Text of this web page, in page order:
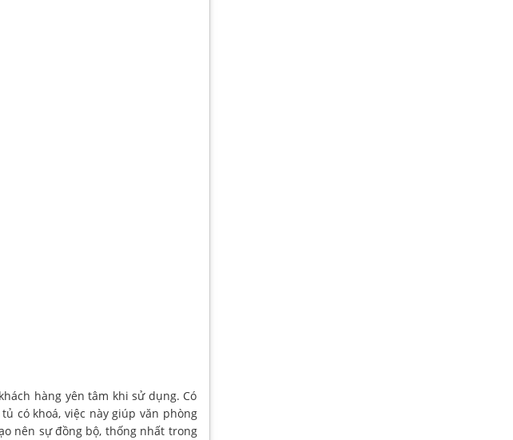
hàng yên tâm khi sử dụng. Có
có khoá, việc này giúp văn phòng
nên sự đồng bộ, thống nhất trong